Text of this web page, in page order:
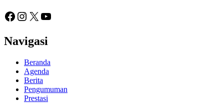
Facebook
Instagram
X YouTube
Navigasi
Beranda
Agenda
Berita
Pengumuman
Prestasi